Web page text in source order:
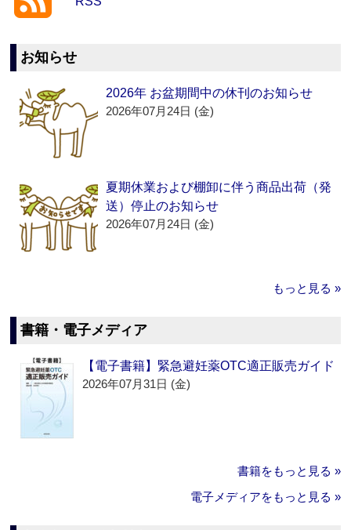
お知らせ
2026年 お盆期間中の休刊のお知らせ
2026年07月24日 (金)
夏期休業および棚卸に伴う商品出荷（発
送）停止のお知らせ
2026年07月24日 (金)
もっと見る »
書籍・電子メディア
【電子書籍】緊急避妊薬OTC適正販売ガイド
2026年07月31日 (金)
書籍をもっと見る »
電子メディアをもっと見る »